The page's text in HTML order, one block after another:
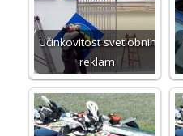
Učinkovitost svetlobnih
reklam